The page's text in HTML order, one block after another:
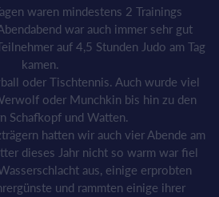
waren mindestens 2 Trainings
war auch immer sehr gut
auf 4,5 Stunden Judo am Tag
kamen.
oder Tischtennis. Auch wurde viel
oder Munchkin bis hin zu den
Schafkopf und Watten.
hatten wir auch vier Abende am
dieses Jahr nicht so warm war fiel
aus, einige erprobten
und rammten einige ihrer